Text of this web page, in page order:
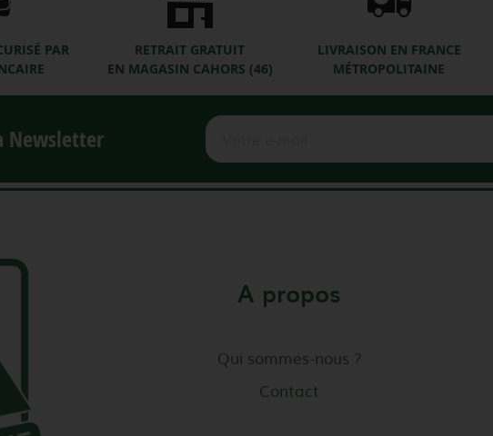
PAR
RETRAIT GRATUIT
EN MAGASIN CAHORS (46)
LIVRAISON EN FRANCE
MÉTROPOLITAINE
Newsletter
A propos
Qui sommes-nous ?
Contact